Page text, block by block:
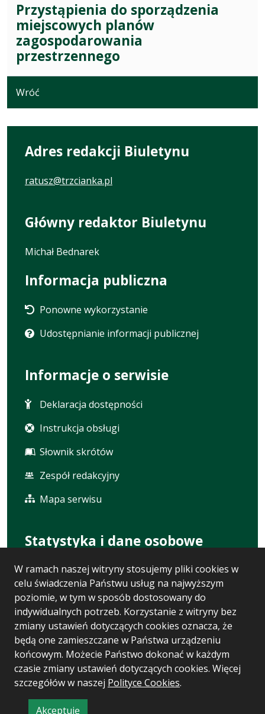
W ramach naszej witryny stosujemy pliki cookies w
celu świadczenia Państwu usług na najwyższym
poziomie, w tym w sposób dostosowany do
indywidualnych potrzeb. Korzystanie z witryny bez
zmiany ustawień dotyczących cookies oznacza, że
będą one zamieszczane w Państwa urządzeniu
końcowym. Możecie Państwo dokonać w każdym
czasie zmiany ustawień dotyczących cookies. Więcej
szczegółów w naszej Polityce Cookies.
Akceptuję
Przystąpienia do sporządzenia
miejscowych planów
zagospodarowania
przestrzennego
Wróć
Adres redakcji Biuletynu
ratusz@trzcianka.pl
Główny redaktor Biuletynu
Michał Bednarek
Informacja publiczna
Ponowne wykorzystanie
Udostępnianie informacji publicznej
Informacje o serwisie
Deklaracja dostępności
Instrukcja obsługi
Słownik skrótów
Zespół redakcyjny
Mapa serwisu
Statystyka i dane osobowe
Statystyki oglądalności
Ostatnio dodane
Polityka prywatności
RODO
Wersja systemu: 5.7.0 [110]
Ostatnia aktualizacja BIP: 05.08.2026 15:44